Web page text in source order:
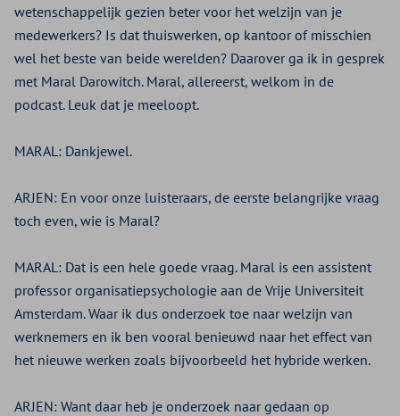
wetenschappelijk gezien beter voor het welzijn van je
medewerkers? Is dat thuiswerken, op kantoor of misschien
wel het beste van beide werelden? Daarover ga ik in gesprek
met Maral Darowitch. Maral, allereerst, welkom in de
podcast. Leuk dat je meeloopt.
MARAL: Dankjewel.
ARJEN: En voor onze luisteraars, de eerste belangrijke vraag
toch even, wie is Maral?
MARAL: Dat is een hele goede vraag. Maral is een assistent
professor organisatiepsychologie aan de Vrije Universiteit
Amsterdam. Waar ik dus onderzoek toe naar welzijn van
werknemers en ik ben vooral benieuwd naar het effect van
het nieuwe werken zoals bijvoorbeeld het hybride werken.
ARJEN: Want daar heb je onderzoek naar gedaan op